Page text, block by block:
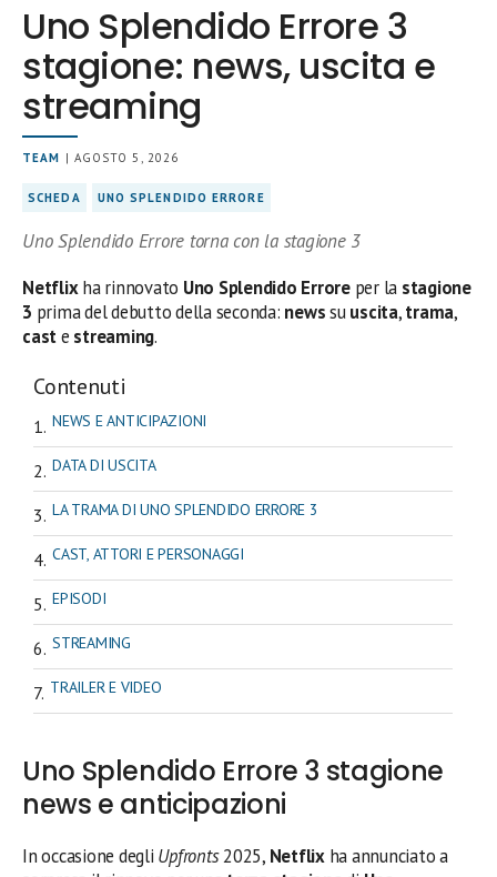
Uno Splendido Errore 3
stagione: news, uscita e
streaming
TEAM | AGOSTO 5, 2026
SCHEDA UNO SPLENDIDO ERRORE
Uno Splendido Errore torna con la stagione 3
Netflixha rinnovato Uno Splendido Erroreper la stagione
3 prima del debutto della seconda: newssuuscita,trama,
caste streaming.
Contenuti
NEWS E ANTICIPAZIONI
DATA DI USCITA
LA TRAMA DI UNO SPLENDIDO ERRORE 3
CAST, ATTORI E PERSONAGGI
EPISODI
STREAMING
TRAILER E VIDEO
Uno Splendido Errore 3 stagione
news e anticipazioni
In occasione degli Upfronts2025, Netflixha annunciato a